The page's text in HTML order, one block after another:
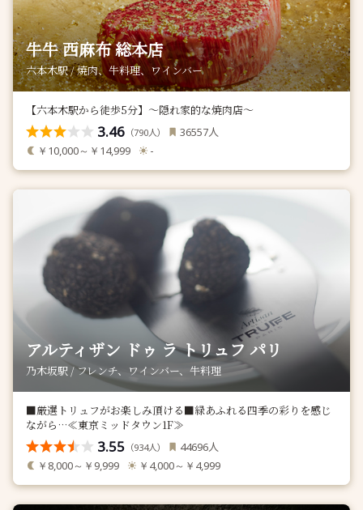
牛牛 西麻布 総本店
六本木駅 / 焼肉、牛料理、ワインバー
【六本木駅から徒歩5分】～隠れ家的な焼肉店～
3.46 （790人） 36557人
￥10,000～￥14,999 -
アルティザン ドゥ ラ トリュフ パリ
乃木坂駅 / フレンチ、ワインバー、牛料理
■厳選トリュフがお楽しみ頂ける■緑あふれる四季の彩りを感じ
ながら…≪東京ミッドタウン1F≫
3.55 （934人） 44696人
￥8,000～￥9,999 ￥4,000～￥4,999